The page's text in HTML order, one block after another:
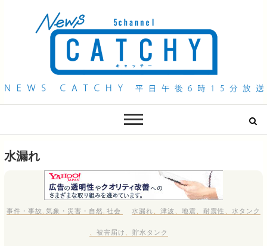
QAB NEWS Headline
水漏れ
事件・事故 気象・災害・自然 社会 水漏れ 津波 地震 耐震性 水タンク
、被害届け 、貯水タンク